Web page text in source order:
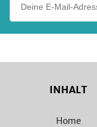
INHALT
Home